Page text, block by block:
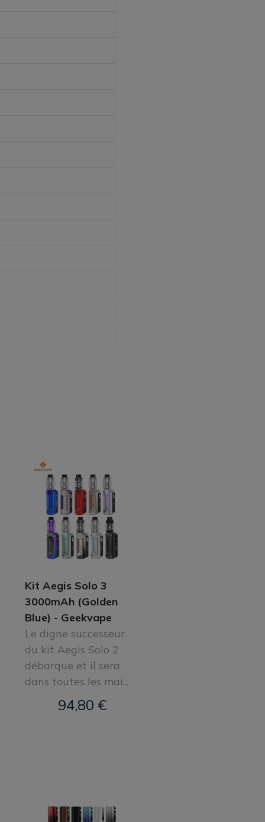
Kit Aegis Solo 3
3000mAh (Golden
Blue) - Geekvape
Le digne successeur
du kit Aegis Solo 2
débarque et il sera
dans toutes les mai...
94,80 €